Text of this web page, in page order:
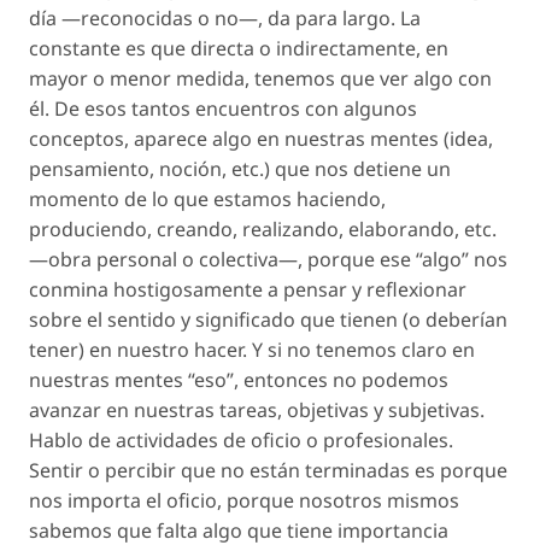
día —reconocidas o no—, da para largo. La
constante es que directa o indirectamente, en
mayor o menor medida, tenemos que ver algo con
él. De esos tantos encuentros con algunos
conceptos, aparece algo en nuestras mentes (idea,
pensamiento, noción, etc.) que nos detiene un
momento de lo que estamos haciendo,
produciendo, creando, realizando, elaborando, etc.
—obra personal o colectiva—, porque ese “algo” nos
conmina hostigosamente a pensar y reflexionar
sobre el sentido y significado que tienen (o deberían
tener) en nuestro hacer. Y si no tenemos claro en
nuestras mentes “eso”, entonces no podemos
avanzar en nuestras tareas, objetivas y subjetivas.
Hablo de actividades de oficio o profesionales.
Sentir o percibir que no están terminadas es porque
nos importa el oficio, porque nosotros mismos
sabemos que falta algo que tiene importancia